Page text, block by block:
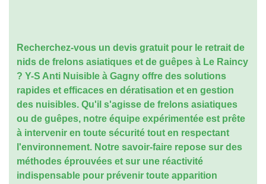
Recherchez-vous undevis gratuit pour le retrait de
nids de frelons asiatiques et de guêpes à Le Raincy
? Y-S Anti Nuisible à Gagny offre des solutions
rapides et efficaces en dératisation et en gestion
des nuisibles. Qu'il s'agisse de frelons asiatiques
ou de guêpes, notre équipe expérimentée est prête
à intervenir en toute sécurité tout en respectant
l'environnement. Notre savoir-faire repose sur des
méthodes éprouvées et sur une réactivité
indispensable pour prévenir toute apparition